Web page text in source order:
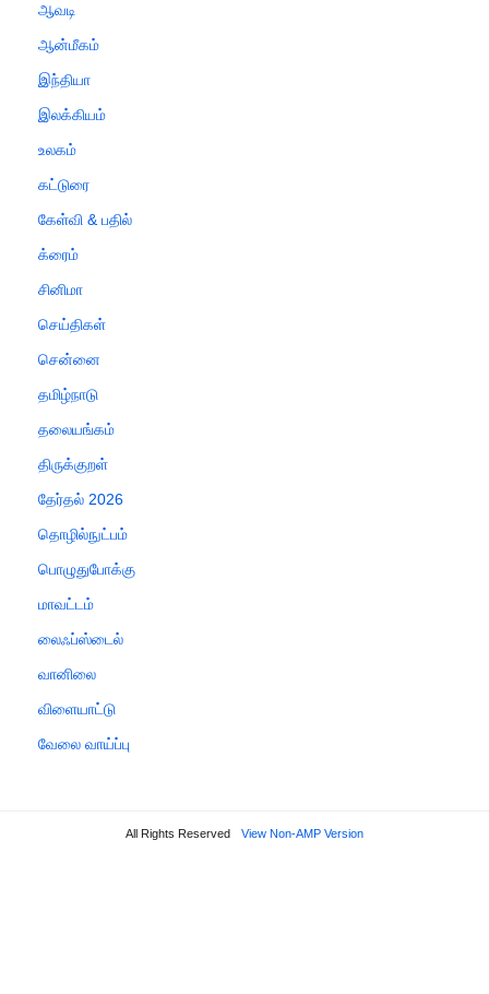
ஆவடி
ஆன்மீகம்
இந்தியா
இலக்கியம்
உலகம்
கட்டுரை
கேள்வி & பதில்
க்ரைம்
சினிமா
செய்திகள்
சென்னை
தமிழ்நாடு
தலையங்கம்
திருக்குறள்
தேர்தல் 2026
தொழில்நுட்பம்
பொழுதுபோக்கு
மாவட்டம்
லைஃப்ஸ்டைல்
வானிலை
விளையாட்டு
வேலை வாய்ப்பு
All Rights Reserved View Non-AMP Version